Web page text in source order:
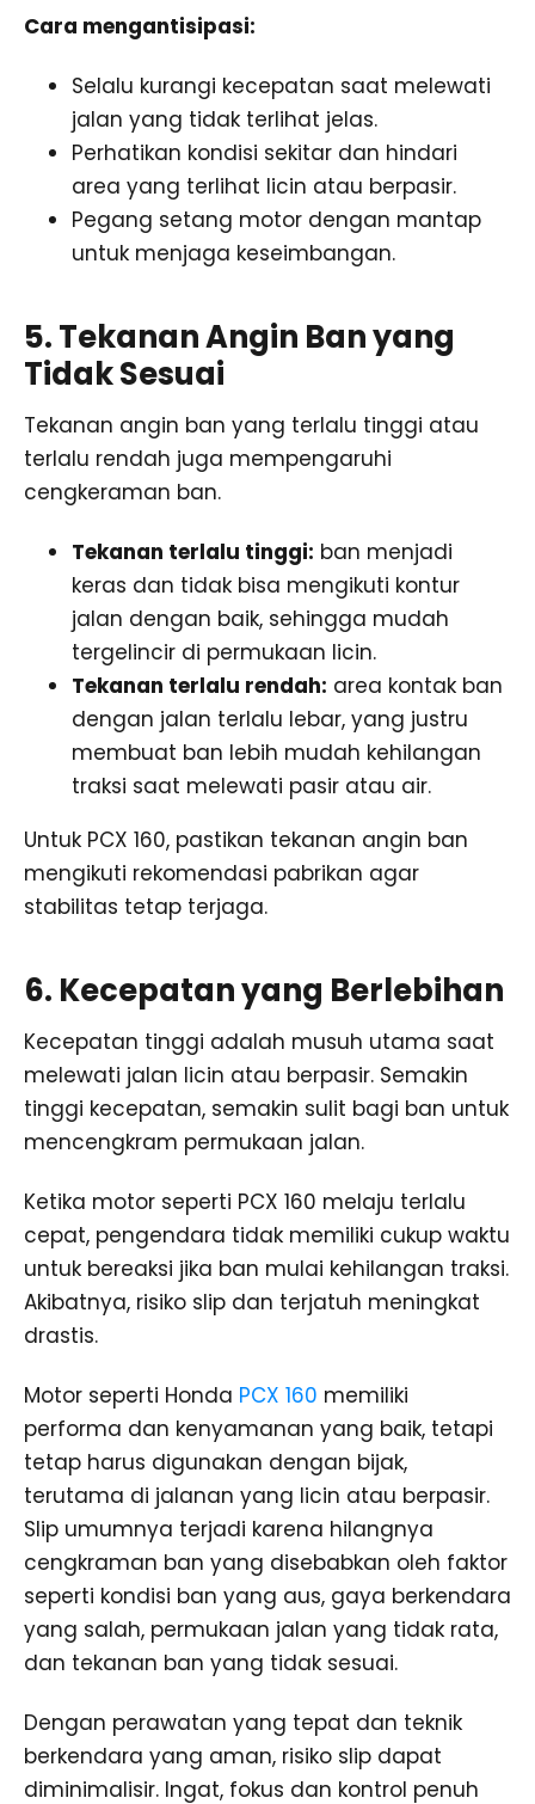
Cara mengantisipasi:
Selalu kurangi kecepatan saat melewati
jalan yang tidak terlihat jelas.
Perhatikan kondisi sekitar dan hindari
area yang terlihat licin atau berpasir.
Pegang setang motor dengan mantap
untuk menjaga keseimbangan.
5. Tekanan Angin Ban yang
Tidak Sesuai
Tekanan angin ban yang terlalu tinggi atau
terlalu rendah juga mempengaruhi
cengkeraman ban.
Tekanan terlalu tinggi: ban menjadi
keras dan tidak bisa mengikuti kontur
jalan dengan baik, sehingga mudah
tergelincir di permukaan licin.
Tekanan terlalu rendah: area kontak ban
dengan jalan terlalu lebar, yang justru
membuat ban lebih mudah kehilangan
traksi saat melewati pasir atau air.
Untuk PCX 160, pastikan tekanan angin ban
mengikuti rekomendasi pabrikan agar
stabilitas tetap terjaga.
6. Kecepatan yang Berlebihan
Kecepatan tinggi adalah musuh utama saat
melewati jalan licin atau berpasir. Semakin
tinggi kecepatan, semakin sulit bagi ban untuk
mencengkram permukaan jalan.
Ketika motor seperti PCX 160 melaju terlalu
cepat, pengendara tidak memiliki cukup waktu
untuk bereaksi jika ban mulai kehilangan traksi.
Akibatnya, risiko slip dan terjatuh meningkat
drastis.
Motor seperti Honda PCX 160 memiliki
performa dan kenyamanan yang baik, tetapi
tetap harus digunakan dengan bijak,
terutama di jalanan yang licin atau berpasir.
Slip umumnya terjadi karena hilangnya
cengkraman ban yang disebabkan oleh faktor
seperti kondisi ban yang aus, gaya berkendara
yang salah, permukaan jalan yang tidak rata,
dan tekanan ban yang tidak sesuai.
Dengan perawatan yang tepat dan teknik
berkendara yang aman, risiko slip dapat
diminimalisir. Ingat, fokus dan kontrol penuh